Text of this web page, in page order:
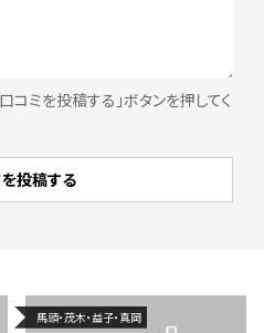
コミを投稿する」ボタンを押してく
馬頭・茂木・益子・真岡